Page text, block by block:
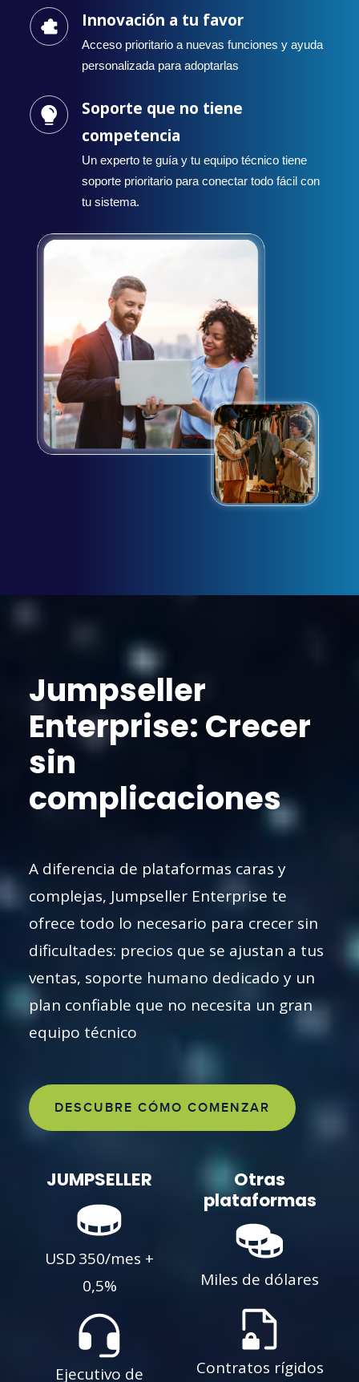
Innovación a tu favor
Acceso prioritario a nuevas funciones y ayuda
personalizada para adoptarlas
Soporte que no tiene
competencia
Un experto te guía y tu equipo técnico tiene
soporte prioritario para conectar todo fácil con
tu sistema.
Jumpseller
Enterprise: Crecer
sin
complicaciones
A diferencia de plataformas caras y
complejas, Jumpseller Enterprise te
ofrece todo lo necesario para crecer sin
dificultades: precios que se ajustan a tus
ventas, soporte humano dedicado y un
plan confiable que no necesita un gran
equipo técnico
DESCUBRE CÓMO COMENZAR
JUMPSELLER
USD 350/mes +
0,5%
Ejecutivo de
Otras
plataformas
Miles de dólares
Contratos rígidos